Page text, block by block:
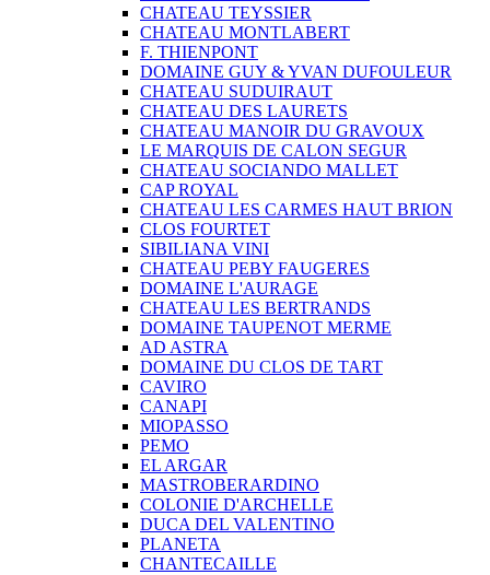
CHATEAU TEYSSIER
CHATEAU MONTLABERT
F. THIENPONT
DOMAINE GUY & YVAN DUFOULEUR
CHATEAU SUDUIRAUT
CHATEAU DES LAURETS
CHATEAU MANOIR DU GRAVOUX
LE MARQUIS DE CALON SEGUR
CHATEAU SOCIANDO MALLET
CAP ROYAL
CHATEAU LES CARMES HAUT BRION
CLOS FOURTET
SIBILIANA VINI
CHATEAU PEBY FAUGERES
DOMAINE L'AURAGE
CHATEAU LES BERTRANDS
DOMAINE TAUPENOT MERME
AD ASTRA
DOMAINE DU CLOS DE TART
CAVIRO
CANAPI
MIOPASSO
PEMO
EL ARGAR
MASTROBERARDINO
COLONIE D'ARCHELLE
DUCA DEL VALENTINO
PLANETA
CHANTECAILLE